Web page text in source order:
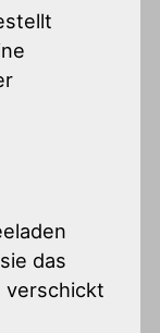
das
verschickt